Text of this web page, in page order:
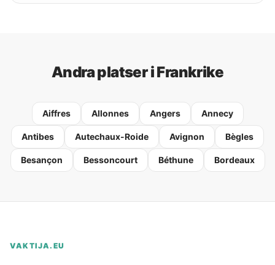
Andra platser i Frankrike
Aiffres Allonnes Angers Annecy
Antibes Autechaux-Roide Avignon Bègles
Besançon Bessoncourt Béthune Bordeaux
VAKTIJA.EU